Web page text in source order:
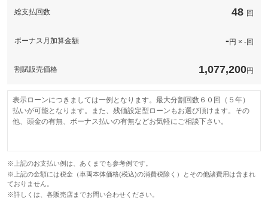
総支払回数 48 回
ボーナス月加算金額 -円 × -回
割賦販売価格 1,077,200円
表示ローンにつきましては一例となります。最大分割回数６０回（５年）
払いが可能となります。また、残価設定型ローンもお選び頂けます。その
他、頭金の有無、ボーナス払いの有無などお気軽にご相談下さい。
※上記のお支払い例は、あくまでも参考例です。
※上記の金額には税金（車両本体価格(税込)の消費税除く）とその他諸費用は含まれ
ておりません。
※詳しくは、各販売店までお問い合わせください。